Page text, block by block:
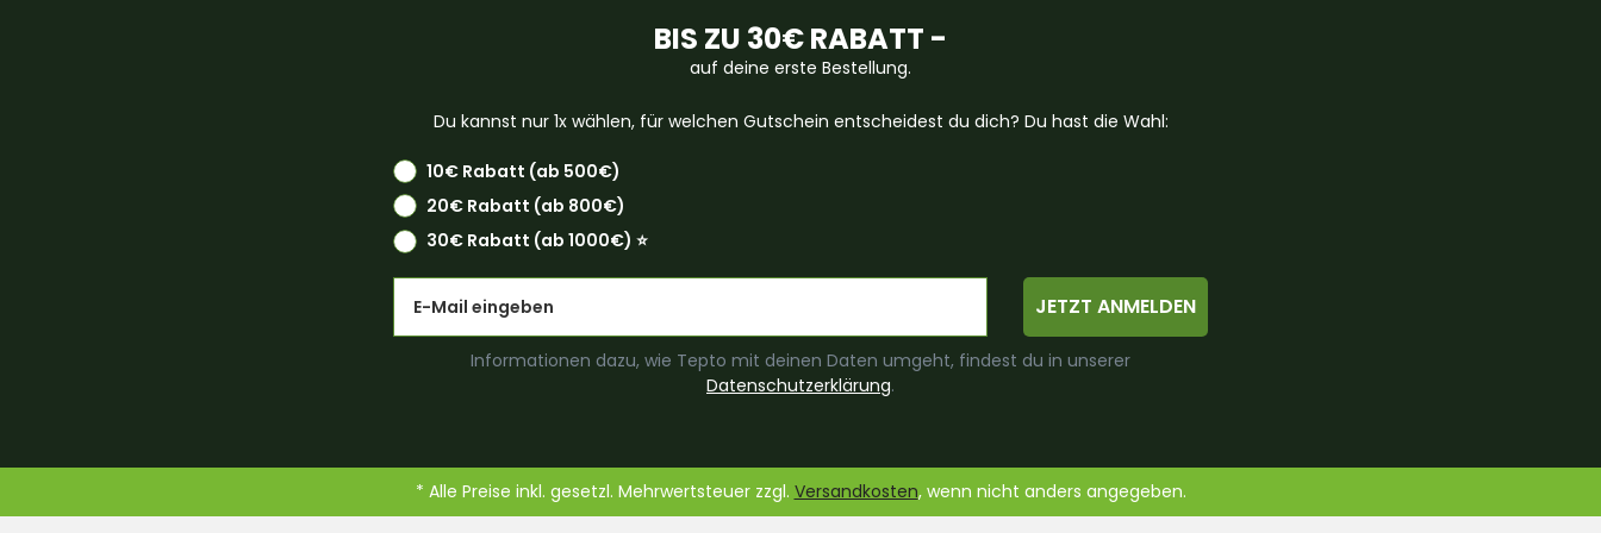
BIS ZU 30€ RABATT -
auf deine erste Bestellung.
Du kannst nur 1x wählen, für welchen Gutschein entscheidest du dich? Du hast die Wahl:
10€ Rabatt (ab 500€)
20€ Rabatt (ab 800€)
30€ Rabatt (ab 1000€) ⭐️
JETZT ANMELDEN
Informationen dazu, wie Tepto mit deinen Daten umgeht, findest du in unserer
Datenschutzerklärung.
* Alle Preise inkl. gesetzl. Mehrwertsteuer zzgl. Versandkosten, wenn nicht anders angegeben.